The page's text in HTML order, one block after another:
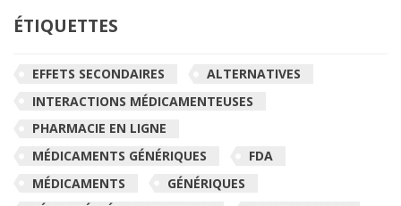
ÉTIQUETTES
EFFETS SECONDAIRES
ALTERNATIVES
INTERACTIONS MÉDICAMENTEUSES
PHARMACIE EN LIGNE
MÉDICAMENTS GÉNÉRIQUES
FDA
MÉDICAMENTS
GÉNÉRIQUES